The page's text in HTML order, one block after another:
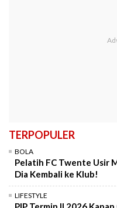
TERPOPULER
BOLA
Pelatih FC Twente Usir
Dia Kembali ke Klub!
LIFESTYLE